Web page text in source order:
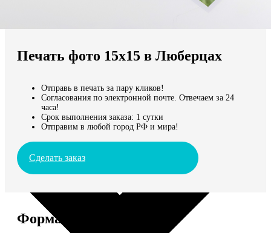
Мы доставляем по всему миру
Продолжить без города
Печать фото 15х15 в Люберцах
Отправь в печать за пару кликов!
Согласования по электронной почте. Отвечаем за 24
часа!
Срок выполнения заказа: 1 сутки
Отправим в любой город РФ и мира!
Сделать заказ
Форматы и цены